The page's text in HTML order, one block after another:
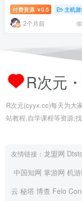
付费资源 ￥0.5 主机
2个月前
R次元
R次元(cyyx.cc)每天为大
站教程,自学课程等资源;
友情链接： 龙盟网
中国知网 掌游网 机
云 秘塔 博查 Felo